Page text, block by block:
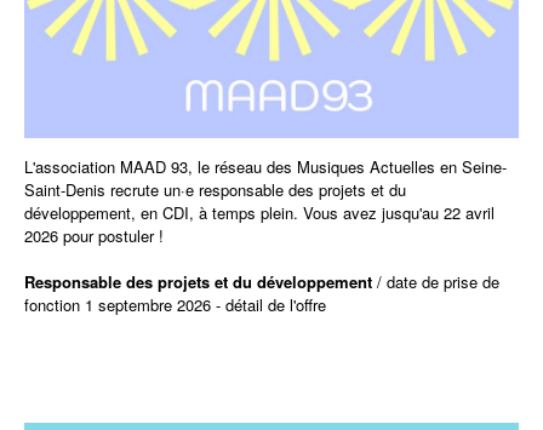
L'association MAAD 93, le réseau des Musiques Actuelles en Seine-
Saint-Denis recrute un·e responsable des projets et du
développement, en CDI, à temps plein. Vous avez jusqu'au 22 avril
2026 pour postuler !
Responsable des projets et du développement / date de prise de
fonction 1 septembre 2026 - détail de l'offre